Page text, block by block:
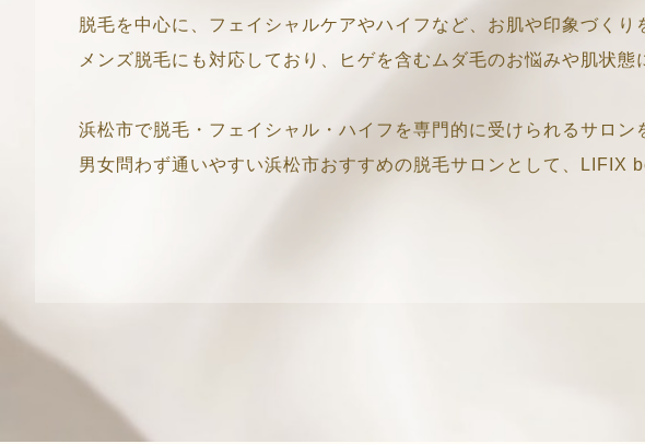
脱毛を中心に、フェイシャルケアやハイフなど、お肌や印象づく
メンズ脱毛にも対応しており、ヒゲを含むムダ毛のお悩みや肌状
浜松市で脱毛・フェイシャル・ハイフを専門的に受けられるサロン
男女問わず通いやすい浜松市おすすめの脱毛サロンとして、LIFIX